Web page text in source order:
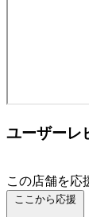
ユーザーレ
この店舗を応
ここから応援